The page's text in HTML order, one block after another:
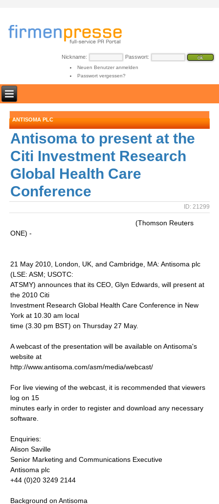
Nickname: Passwort:
Neuen Benutzer anmelden
Passwort vergessen?
ANTISOMA PLC
Antisoma to present at the
Citi Investment Research
Global Health Care
Conference
ID: 21299
(Thomson Reuters
ONE) -
21 May 2010, London, UK, and Cambridge, MA: Antisoma plc
(LSE: ASM; USOTC:
ATSMY) announces that its CEO, Glyn Edwards, will present at
the 2010 Citi
Investment Research Global Health Care Conference in New
York at 10.30 am local
time (3.30 pm BST) on Thursday 27 May.
A webcast of the presentation will be available on Antisoma's
website at
http://www.antisoma.com/asm/media/webcast/
For live viewing of the webcast, it is recommended that viewers
log on 15
minutes early in order to register and download any necessary
software.
Enquiries:
Alison Saville
Senior Marketing and Communications Executive
Antisoma plc
+44 (0)20 3249 2144
Background on Antisoma